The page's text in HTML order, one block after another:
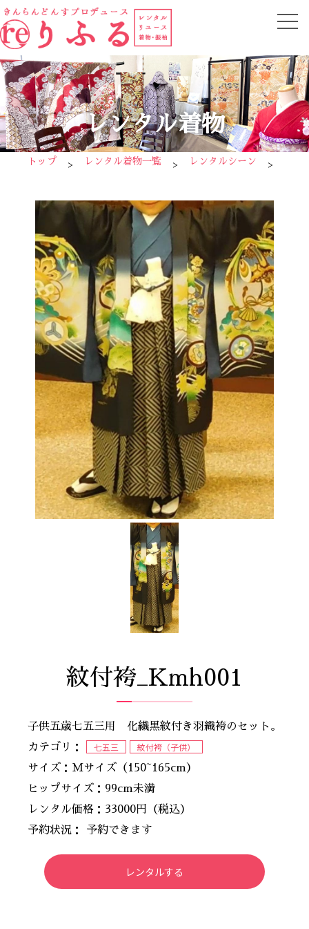
レンタル着物
トップ レンタル着物一覧 レンタルシーン
紋付袴_Kmh001
子供五歳七五三用 化繊黒紋付き羽織袴のセット。
カテゴリ：
七五三 紋付袴（子供）
サイズ：Mサイズ（150~165cm）
ヒップサイズ：99cm未満
レンタル価格：33000円（税込）
予約状況： 予約できます
レンタルする